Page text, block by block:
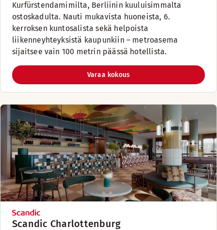
Kurfürstendamimilta, Berliinin kuuluisimmalta
ostoskadulta. Nauti mukavista huoneista, 6.
kerroksen kuntosalista sekä helpoista
liikenneyhteyksistä kaupunkiin – metroasema
sijaitsee vain 100 metrin päässä hotellista.
Varaa kokous
Scandic Charlottenburg